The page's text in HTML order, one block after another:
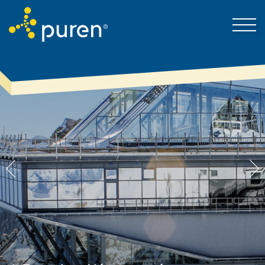
puren-ről
Kapcsolat-felvétel
Megoldások
Aktuális hírek